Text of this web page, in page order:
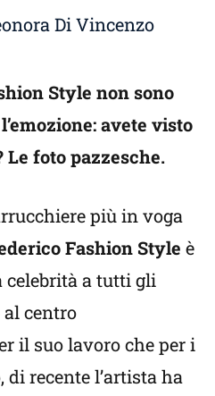
Di Vincenzo
Style non sono
avete visto
Le foto pazzesche.
più in voga
Fashion Style è
a tutti gli
centro
il suo lavoro che per i
recente l’artista ha